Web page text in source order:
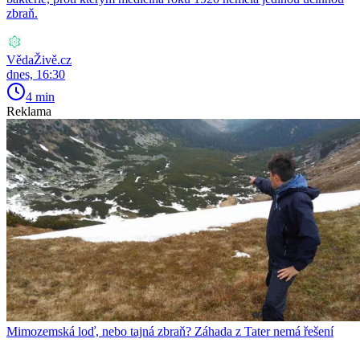
zbraň.
VědaŽivě.cz
dnes, 16:30
4 min
Reklama
Mimozemská loď, nebo tajná zbraň? Záhada z Tater nemá řešení